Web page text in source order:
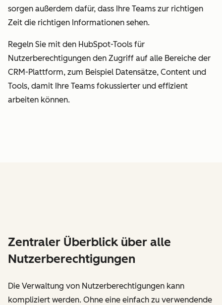
sorgen außerdem dafür, dass Ihre Teams zur richtigen
Zeit die richtigen Informationen sehen.
Regeln Sie mit den HubSpot-Tools für
Nutzerberechtigungen den Zugriff auf alle Bereiche der
CRM-Plattform, zum Beispiel Datensätze, Content und
Tools, damit Ihre Teams fokussierter und effizient
arbeiten können.
Zentraler Überblick über alle
Nutzerberechtigungen
Die Verwaltung von Nutzerberechtigungen kann
kompliziert werden. Ohne eine einfach zu verwendende